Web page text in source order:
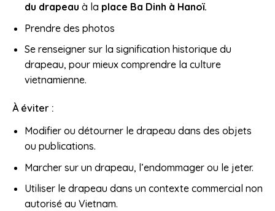
du drapeau à la place Ba Dinh à Hanoï.
Prendre des photos
Se renseigner sur la signification historique du
drapeau, pour mieux comprendre la culture
vietnamienne.
À éviter :
Modifier ou détourner le drapeau dans des objets
ou publications.
Marcher sur un drapeau, l’endommager ou le jeter.
Utiliser le drapeau dans un contexte commercial non
autorisé au Vietnam.